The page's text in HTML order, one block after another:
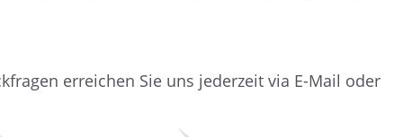
erreichen Sie uns jederzeit via E-Mail oder